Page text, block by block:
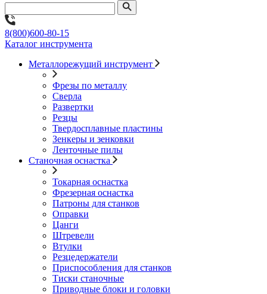
8(800)600-80-15
Каталог инструмента
Металлорежущий инструмент
Фрезы по металлу
Сверла
Развертки
Резцы
Твердосплавные пластины
Зенкеры и зенковки
Ленточные пилы
Станочная оснастка
Токарная оснастка
Фрезерная оснастка
Патроны для станков
Оправки
Цанги
Штревели
Втулки
Резцедержатели
Приспособления для станков
Тиски станочные
Приводные блоки и головки